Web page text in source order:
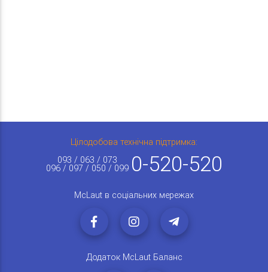
Цілодобова технічна підтримка:
093 / 063 / 073
096 / 097 / 050 / 099 0-520-520
McLaut в соціальних мережах
Додаток McLaut Баланс